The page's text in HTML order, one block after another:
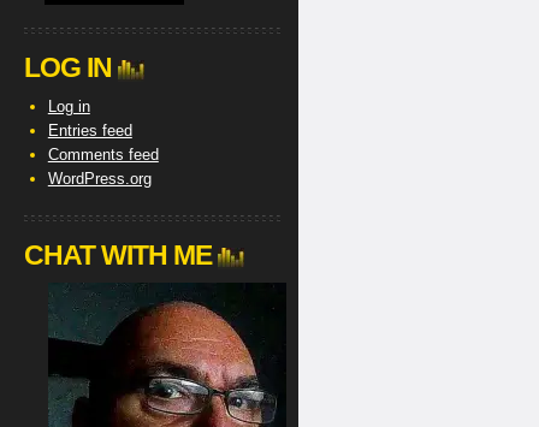
LOG IN
Log in
Entries feed
Comments feed
WordPress.org
CHAT WITH ME